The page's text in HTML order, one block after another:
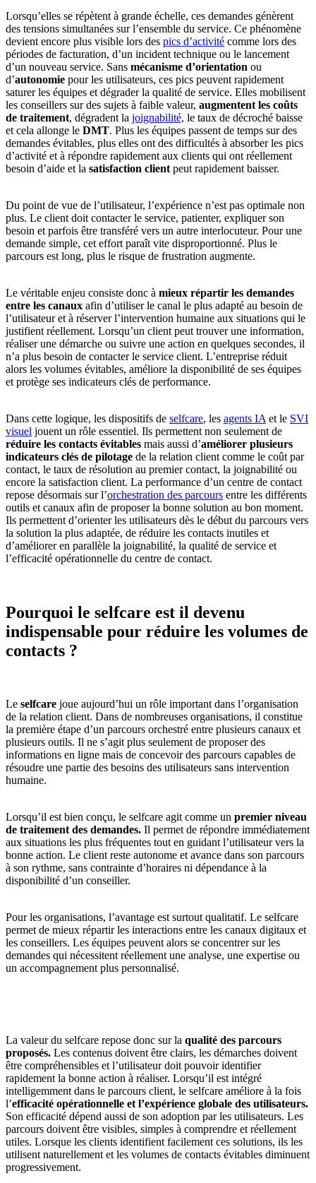
Lorsqu’elles se répètent à grande échelle, ces demandes génèrent
des tensions simultanées sur l’ensemble du service. Ce phénomène
devient encore plus visible lors des pics d’activité comme lors des
périodes de facturation, d’un incident technique ou le lancement
d’un nouveau service. Sans mécanisme d’orientation ou
d’autonomie pour les utilisateurs, ces pics peuvent rapidement
saturer les équipes et dégrader la qualité de service. Elles mobilisent
les conseillers sur des sujets à faible valeur, augmentent les coûts
de traitement, dégradent la joignabilité, le taux de décroché baisse
et cela allonge le DMT. Plus les équipes passent de temps sur des
demandes évitables, plus elles ont des difficultés à absorber les pics
d’activité et à répondre rapidement aux clients qui ont réellement
besoin d’aide et la satisfaction client peut rapidement baisser.
Du point de vue de l’utilisateur, l’expérience n’est pas optimale non
plus. Le client doit contacter le service, patienter, expliquer son
besoin et parfois être transféré vers un autre interlocuteur. Pour une
demande simple, cet effort paraît vite disproportionné. Plus le
parcours est long, plus le risque de frustration augmente.
Le véritable enjeu consiste donc à mieux répartir les demandes
entre les canaux afin d’utiliser le canal le plus adapté au besoin de
l’utilisateur et à réserver l’intervention humaine aux situations qui le
justifient réellement. Lorsqu’un client peut trouver une information,
réaliser une démarche ou suivre une action en quelques secondes, il
n’a plus besoin de contacter le service client. L’entreprise réduit
alors les volumes évitables, améliore la disponibilité de ses équipes
et protège ses indicateurs clés de performance.
Dans cette logique, les dispositifs de selfcare, les agents IA et le SVI
visuel jouent un rôle essentiel. Ils permettent non seulement de
réduire les contacts évitables mais aussi d’améliorer plusieurs
indicateurs clés de pilotage de la relation client comme le coût par
contact, le taux de résolution au premier contact, la joignabilité ou
encore la satisfaction client. La performance d’un centre de contact
repose désormais sur l’orchestration des parcours entre les différents
outils et canaux afin de proposer la bonne solution au bon moment.
Ils permettent d’orienter les utilisateurs dès le début du parcours vers
la solution la plus adaptée, de réduire les contacts inutiles et
d’améliorer en parallèle la joignabilité, la qualité de service et
l’efficacité opérationnelle du centre de contact.
Pourquoi le selfcare est il devenu
indispensable pour réduire les volumes de
contacts ?
Le selfcare joue aujourd’hui un rôle important dans l’organisation
de la relation client. Dans de nombreuses organisations, il constitue
la première étape d’un parcours orchestré entre plusieurs canaux et
plusieurs outils. Il ne s’agit plus seulement de proposer des
informations en ligne mais de concevoir des parcours capables de
résoudre une partie des besoins des utilisateurs sans intervention
humaine.
Lorsqu’il est bien conçu, le selfcare agit comme un premier niveau
de traitement des demandes. Il permet de répondre immédiatement
aux situations les plus fréquentes tout en guidant l’utilisateur vers la
bonne action. Le client reste autonome et avance dans son parcours
à son rythme, sans contrainte d’horaires ni dépendance à la
disponibilité d’un conseiller.
Pour les organisations, l’avantage est surtout qualitatif. Le selfcare
permet de mieux répartir les interactions entre les canaux digitaux et
les conseillers. Les équipes peuvent alors se concentrer sur les
demandes qui nécessitent réellement une analyse, une expertise ou
un accompagnement plus personnalisé.
La valeur du selfcare repose donc sur la qualité des parcours
proposés. Les contenus doivent être clairs, les démarches doivent
être compréhensibles et l’utilisateur doit pouvoir identifier
rapidement la bonne action à réaliser. Lorsqu’il est intégré
intelligemment dans le parcours client, le selfcare améliore à la fois
l’efficacité opérationnelle et l’expérience globale des utilisateurs.
Son efficacité dépend aussi de son adoption par les utilisateurs. Les
parcours doivent être visibles, simples à comprendre et réellement
utiles. Lorsque les clients identifient facilement ces solutions, ils les
utilisent naturellement et les volumes de contacts évitables diminuent
progressivement.